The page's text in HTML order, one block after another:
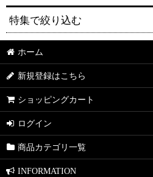
特集で絞り込む
送料無料
セット販売
ギフト
コラボ
KITCHEN
ホーム
新規登録はこちら
ショッピングカート
ログイン
商品カテゴリ一覧
INFORMATION